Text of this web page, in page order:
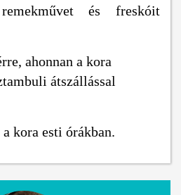
és freskóit
ahonnan a kora
átszállással
kora esti órákban.